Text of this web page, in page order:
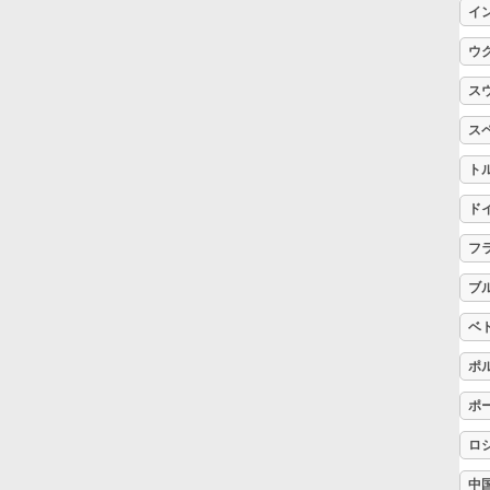
イ
ウ
ス
ス
ト
ド
フ
ブ
ベ
ポ
ポ
ロ
中